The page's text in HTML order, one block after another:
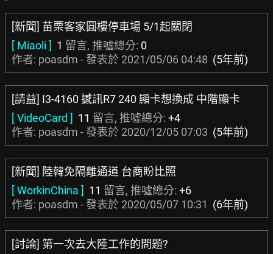
[新聞] 苗栗客家圓樓停車場 5/1起關閉
[ Miaoli ] 1 留言, 推噓總分: 0
作者: poasdm - 發表於 2021/05/06 04:48 (5年前)
[請益] I3-4160 撼訊R7 240 顯卡想換成 中階顯卡
[ VideoCard ] 11 留言, 推噓總分: +4
作者: poasdm - 發表於 2020/12/05 07:03 (5年前)
[新聞] 陸韓免隔離通道 台商盼比照
[ WorkinChina ] 11 留言, 推噓總分: +6
作者: poasdm - 發表於 2020/05/07 10:31 (6年前)
[討論] 第一次去大陸工作的問題?